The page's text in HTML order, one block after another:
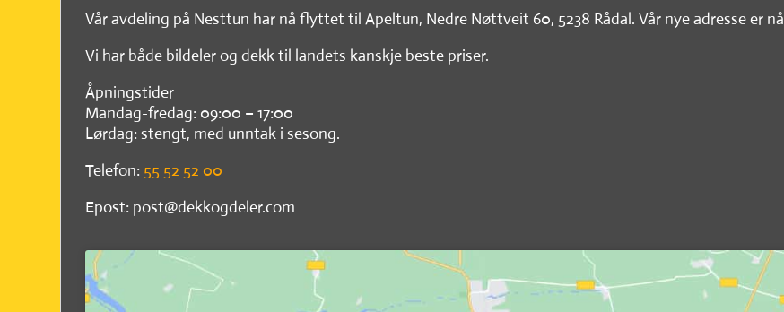
Vår avdeling på Nesttun har nå flyttet til Apeltun, Nedre Nøttveit 60, 5238 Rådal. Vår nye adresse er nå
Vi har både bildeler og dekk til landets kanskje beste priser.
Åpningstider
Mandag-fredag: 09:00 – 17:00
Lørdag: stengt, med unntak i sesong.
Telefon: 55 52 52 00
Epost: post@dekkogdeler.com